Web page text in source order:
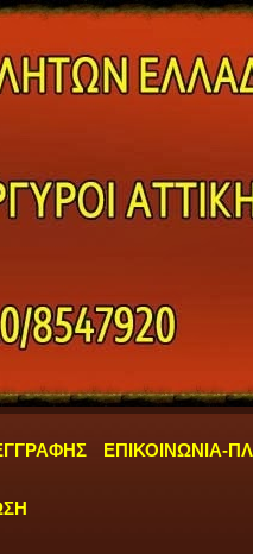
ΕΠΙΚΟΙΝΩΝΙΑ-